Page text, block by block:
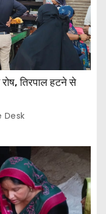
रोष, तिरपाल हटने से
Desk